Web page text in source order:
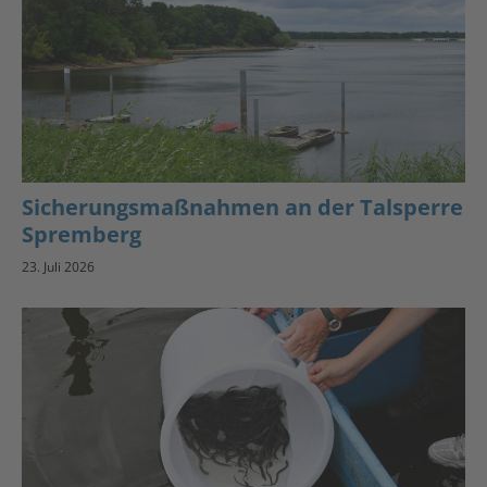
Sicherungsmaßnahmen an der Talsperre
Spremberg
23. Juli 2026